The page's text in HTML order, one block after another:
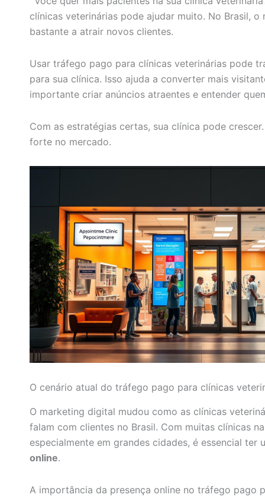
clínicas veterinárias pode ajudar muito. No Brasil,
bastante a atrair novos clientes.
Usar tráfego pago para clínicas veterinárias pode
para sua clínica. Isso ajuda a converter mais
importante criar anúncios atraentes e entender
Com as estratégias certas, sua clínica pode
forte no mercado.
O cenário atual do tráfego pago para clínicas
O marketing digital mudou como as clínicas
falam com clientes no Brasil. Com muitas clínicas
especialmente em grandes cidades, é essencial ter
online.
A importância da presença online no tráfego pago